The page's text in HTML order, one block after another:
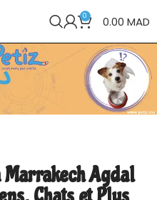
0 0.00 MAD
Agdal